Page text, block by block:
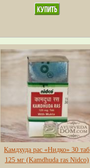
Камдхуда рас «Нидко» 30 таб
125 мг (Kamdhuda ras Nidco)